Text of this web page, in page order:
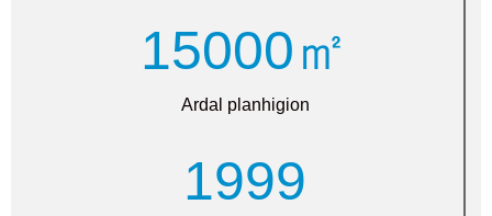
15000㎡
Ardal planhigion
1999